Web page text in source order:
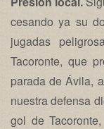
cesando ya su
jugadas
Tacoronte, que
parada de Ávila,
nuestra defensa
gol de